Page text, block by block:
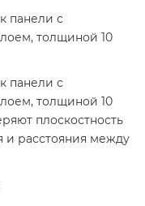
панели с
толщиной 10
панели с
толщиной 10
плоскостность
и расстояния между